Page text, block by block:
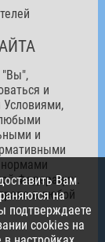
"Вы",
и
Условиями,
и
нормами
Федерации.
в любой
Вам
на
cookies на